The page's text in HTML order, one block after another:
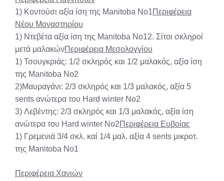
1) Κοντούσι αξία ίση της Manitoba No1Περιφέρεια
Νέου Μοναστηρίου
1) Ντεβέτα αξία ίση της Manitoba No12. Σίτοι σκληροί
μετά μαλακώνΠεριφέρεια Μεσολογγίου
1) Τσουγκριάς: 1/2 σκληρός και 1/2 μαλακός, αξία ίση
της Manitoba No2
2)Μαυραγάνι: 2/3 σκληρός και 1/3 μαλακός, αξία 5
sents ανώτερα του Hard winter No2
3) Λεβέντης: 2/3 σκληρός και 1/3 μαλακός, αξία ίση
ανώτερα του Hard winter No2Περιφέρεια Ευβοίας
1) Γρεμενιά 3/4 σκλ. καί 1/4 μαλ. αξία 4 sents μικροτ.
της Manitoba No1
Περιφέρεια Χανιών